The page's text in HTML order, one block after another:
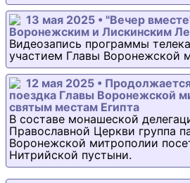
13 мая 2025 • "Вечер
Воронежским и Лискинским
Видеозапись программы
участием Главы Воронежской
12 мая 2025 •
поездка Главы Воронежской
святым местам Египта
В составе монашеской
Православной Церкви группа
Воронежской митрополии
Нитрийской пустыни.